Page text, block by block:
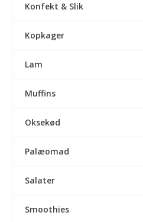
Konfekt & Slik
Kopkager
Lam
Muffins
Oksekød
Palæomad
Salater
Smoothies